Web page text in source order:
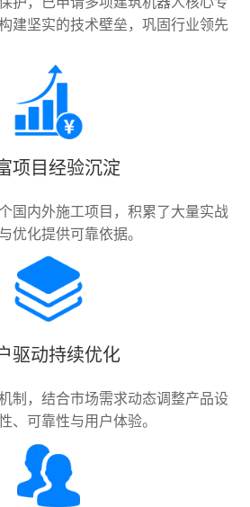
建坚实的技术壁垒，巩固行业领先
项目经验沉淀
国内外施工项目，积累了大量实战
优化提供可靠依据。
驱动持续优化
制，结合市场需求动态调整产品设
、可靠性与用户体验。